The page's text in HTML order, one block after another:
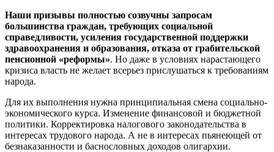
Наши призывы полностью созвучны запросам
большинства граждан, требующих социальной
справедливости, усиления государственной поддержки
здравоохранения и образования, отказа от грабительской
пенсионной «реформы». Но даже в условиях нарастающего
кризиса власть не желает всерьез прислушаться к требованиям
народа.
Для их выполнения нужна принципиальная смена социально-
экономического курса. Изменение финансовой и бюджетной
политики. Корректировка налогового законодательства в
интересах трудового народа. А не в интересах пьянеющей от
безнаказанности и баснословных доходов олигархии.